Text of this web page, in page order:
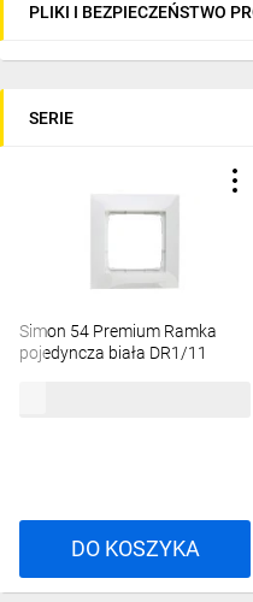
PLIKI I BEZPIECZEŃSTWO
SERIE
Simon 54 Premium Ramka
pojedyncza biała DR1/11
DO KOSZYKA